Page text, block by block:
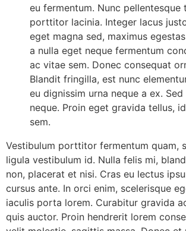
eu fermentum. Nunc pellentesque
porttitor lacinia. Integer lacus
eget magna sed, maximus
a nulla eget neque fermentum
ac vitae sem. Donec consequat
Blandit fringilla, est nunc
eu dignissim urna neque a ex. Sed
neque. Proin eget gravida tellus,
sem.
Vestibulum porttitor fermentum quam,
ligula vestibulum id. Nulla felis mi,
non, placerat et nisi. Cras eu lectus
cursus ante. In orci enim, scelerisque
iaculis porta lorem. Curabitur gravida
quis auctor. Proin hendrerit lorem